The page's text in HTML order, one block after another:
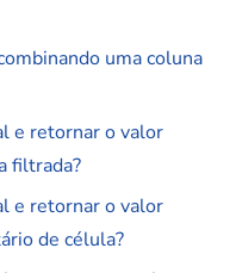
uma coluna
e retornar o valor
filtrada?
e retornar o valor
de célula?